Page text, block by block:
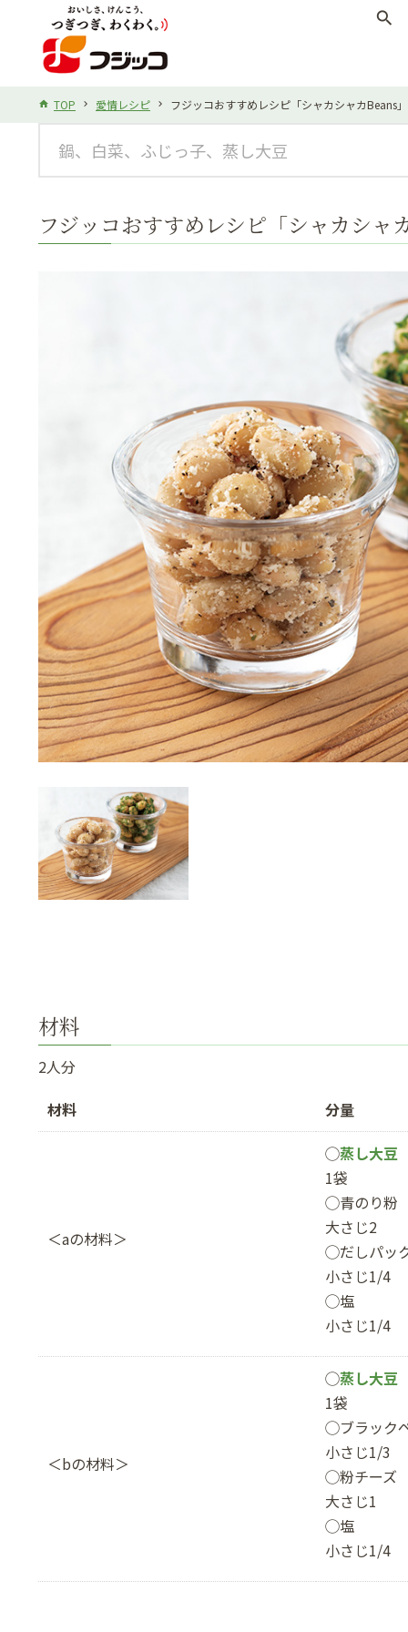
search
TOP 愛情レシピ フジッコおすすめレシピ「シャカシャカBeans」
フジッコおすすめレシピ「シャカシャ
材料
2人分
材料
分量
＜aの材料＞
◯蒸し大豆
1袋
◯青のり粉
大さじ2
◯だしパッ
小さじ1/4
◯塩
小さじ1/4
＜bの材料＞
◯蒸し大豆
1袋
◯ブラック
小さじ1/3
◯粉チーズ
大さじ1
◯塩
小さじ1/4